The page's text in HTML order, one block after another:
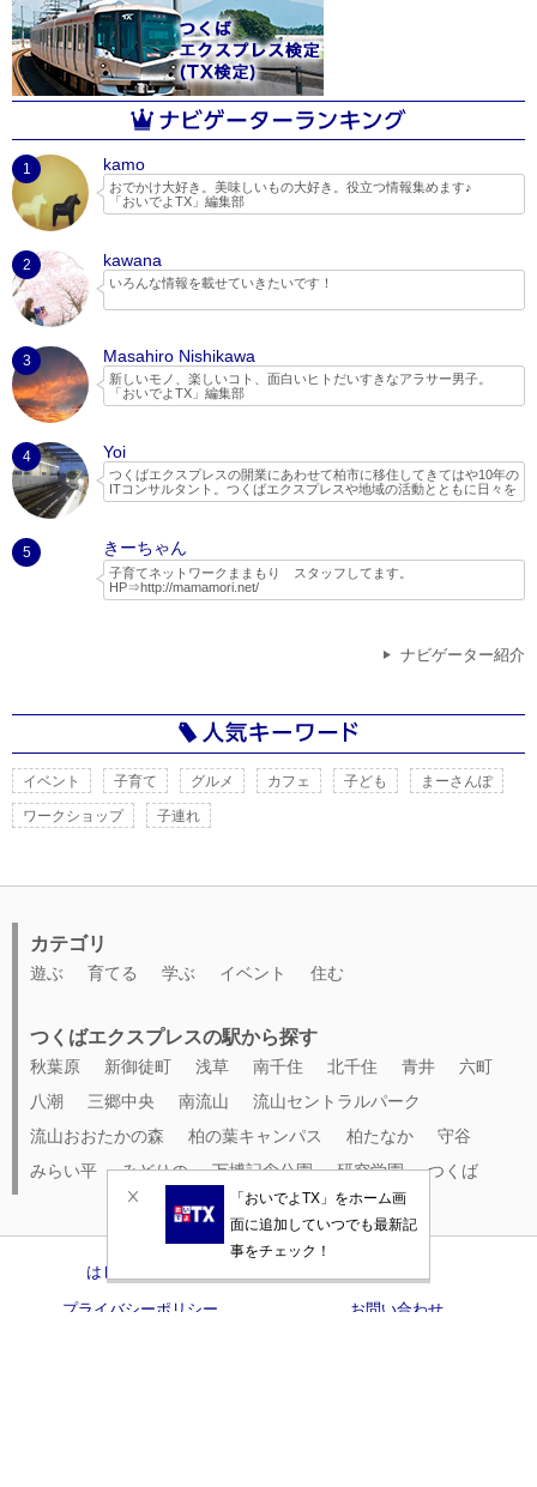
1 kamo
おでかけ大好き。美味しいもの大好き。役立つ情報集めます♪
「おいでよTX」編集部
2 kawana
いろんな情報を載せていきたいです！
3 Masahiro Nishikawa
新しいモノ、楽しいコト、面白いヒトだいすきなアラサー男子。
「おいでよTX」編集部
4 Yoi
つくばエクスプレスの開業にあわせて柏市に移住してきてはや10年の
ITコンサルタント。つくばエクスプレスや地域の活動とともに日々を
過ごしています。
でいろいろ調べたり、実際に行ったりしてちょっとしたレポートやブ
ログを書いています。
5 きーちゃん
子育てネットワークままもり スタッフしてます。
HP⇒http://mamamori.net/
また、ままもりでは木のおもちゃ広場をはじめ、自然活動等、子供に
なんでも体験させてみよう！といった考えで定期的なイベントを開催
http://www.tsukubaexpress-ibaraki.jp/interview/vol25.html
ナビゲーター紹介
イベント 子育て グルメ カフェ 子ども まーさんぽ
ワークショップ 子連れ
カテゴリ
遊ぶ 育てる 学ぶ イベント 住む
つくばエクスプレスの駅から探す
秋葉原 新御徒町 浅草 南千住 北千住 青井
六町
八潮
三郷中央 南流山
流山セントラルパーク
流山おおたかの森
柏の葉キャンパス 柏たなか
守谷
みらい平
みどりの 万博記念公園 研究学園 つくば
はじめての方へ
プライバシーポリシー お問い合わせ